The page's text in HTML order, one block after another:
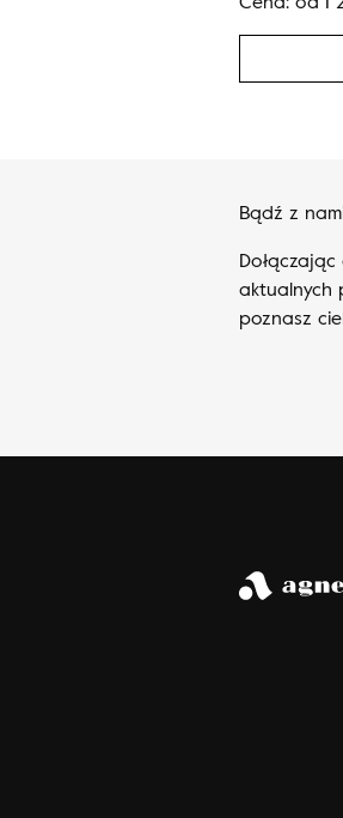
Bądź z
aktualnych
poznasz